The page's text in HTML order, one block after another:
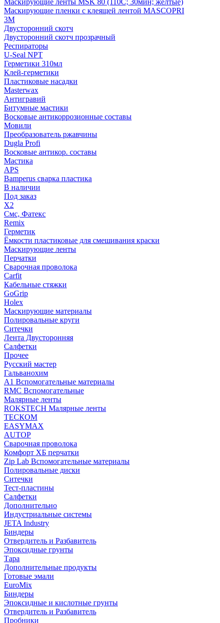
Маскирующие ленты MSK 80 (110С; 30мин; желтые)
Маскирующие пленки с клеящей лентой MASCOPRI
3M
Двусторонний скотч
Двусторонний скотч прозрачный
Респираторы
U-Seal NPT
Герметики 310мл
Клей-герметики
Пластиковые насадки
Masterwax
Антигравий
Битумные мастики
Восковые антикоррозионные составы
Мовили
Преобразователь ржавчины
Dugla Profi
Восковые антикор. составы
Мастика
APS
Bamperus сварка пластика
В наличии
Под заказ
X2
Смс, Фатекс
Remix
Герметик
Ёмкости пластиковые для смешивания краски
Маскирующие ленты
Перчатки
Сварочная проволока
Carfit
Кабельные стяжки
GoGrip
Holex
Маскирующие материалы
Полировальные круги
Ситечки
Лента Двусторонняя
Салфетки
Прочее
Русский мастер
Гальванохим
А1 Вспомогательные материалы
RMC Вспомогательные
Малярные ленты
ROKSTECH Малярные ленты
ТЕСКОМ
EASYMAX
AUTOP
Сварочная проволока
Комфорт ХБ перчатки
Zip Lab Вспомогательные материалы
Полировальные диски
Ситечки
Тест-пластины
Салфетки
Дополнительно
Индустриальные системы
JETA Industry
Биндеры
Отвердитель и Разбавитель
Эпоксидные грунты
Тара
Дополнительные продукты
Готовые эмали
EuroMix
Биндеры
Эпоксидные и кислотные грунты
Отвердитель и Разбавитель
Пробники